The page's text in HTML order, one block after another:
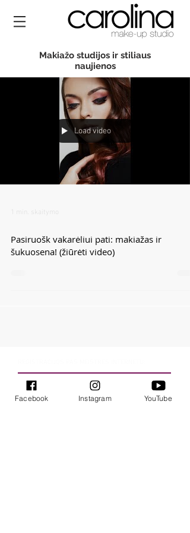
Makiažo studijos ir stiliaus
naujienos
Load video
1 min. skaitymo
Pasiruošk vakarėliui pati: makiažas ir
šukuosena! (žiūrėti video)
Registracija Vilniuje
Facebook Instagram YouTube